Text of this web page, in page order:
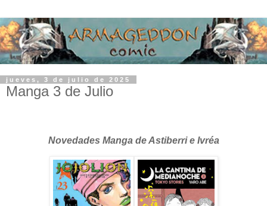
jueves, 3 de julio de 2025
Manga 3 de Julio
Novedades Manga de Astiberri e Ivréa